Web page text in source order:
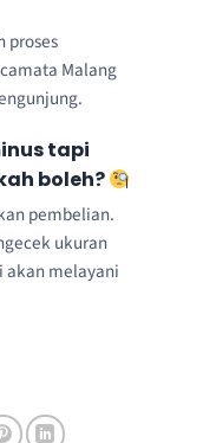
proses
Malang
tapi
boleh?
pembelian.
ukuran
akan melayani